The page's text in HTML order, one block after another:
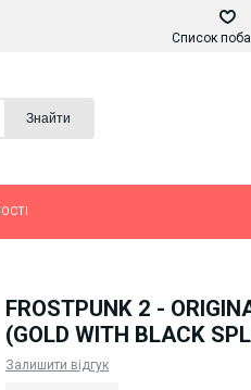
Список
Знайти
FROSTPUNK 2 -
(GOLD WITH BLACK
Залишити відгук